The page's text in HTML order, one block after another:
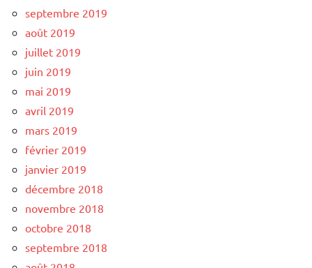
septembre 2019
août 2019
juillet 2019
juin 2019
mai 2019
avril 2019
mars 2019
février 2019
janvier 2019
décembre 2018
novembre 2018
octobre 2018
septembre 2018